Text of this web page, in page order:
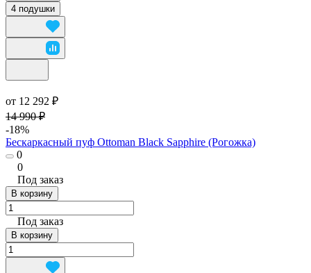
4 подушки
от 12 292 ₽
14 990 ₽
-18%
Бескаркасный пуф Ottoman Black Sapphire (Рогожка)
0
0
Под заказ
В корзину
Под заказ
В корзину